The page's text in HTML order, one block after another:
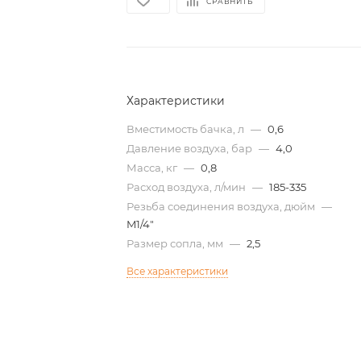
Характеристики
Вместимость бачка, л — 0,6
Давление воздуха, бар — 4,0
Масса, кг — 0,8
Расход воздуха, л/мин — 185-335
Резьба соединения воздуха, дюйм —
M1/4"
Размер сопла, мм — 2,5
Все характеристики